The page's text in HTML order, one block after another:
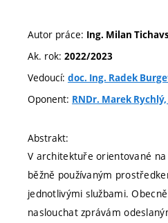
Autor práce: Ing. Milan
Ak. rok: 2022/2023
Vedoucí: doc. Ing. Radek
Oponent: RNDr. Marek Rychlý,
Abstrakt:
V architektuře orientované
běžně používaným
jednotlivými službami.
naslouchat zprávám